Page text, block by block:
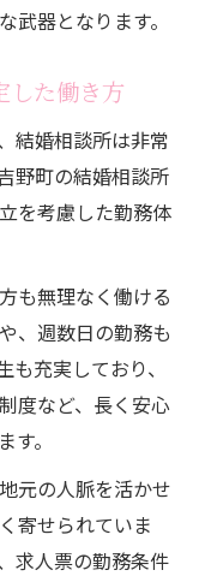
器となります。
した働き方
結婚相談所は非常
野町の結婚相談所
を考慮した勤務体
も無理なく働ける
、週数日の勤務も
充実しており、
度など、長く安心
。
元の人脈を活かせ
寄せられていま
求人票の勤務条件